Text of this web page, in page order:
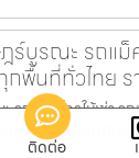
ร์บูรณะ รถแม็
กพื้นที่ทั่วไทย
ถแมคโครให้เช่า ร
อมด้วยทีมงานที่มีประ
ติดต่อ